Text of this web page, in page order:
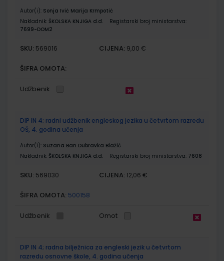
Autor(i): Sonja Ivić Marija Krmpotić
Nakladnik: ŠKOLSKA KNJIGA d.d.
Registarski broj ministarstva:
7699-DOM2
SKU: 569016 CIJENA: 9,00 €
ŠIFRA OMOTA:
Udžbenik
DIP IN 4; radni udžbenik engleskog jezika u četvrtom razredu
OŠ, 4. godina učenja
Autor(i): Suzana Ban Dubravka Blažić
Nakladnik: ŠKOLSKA KNJIGA d.d. Registarski broj ministarstva: 7608
SKU: 569030 CIJENA: 12,06 €
ŠIFRA OMOTA: 500158
Udžbenik Omot
DIP IN 4; radna bilježnica za engleski jezik u četvrtom
razredu osnovne škole, 4. godina učenja